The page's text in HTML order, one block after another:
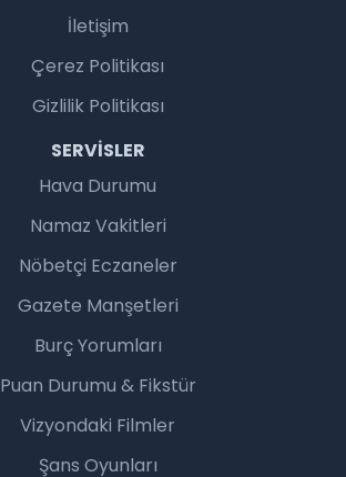
İletişim
Çerez Politikası
Gizlilik Politikası
SERVISLER
Hava Durumu
Namaz Vakitleri
Nöbetçi Eczaneler
Gazete Manşetleri
Burç Yorumları
Puan Durumu & Fikstür
Vizyondaki Filmler
Şans Oyunları